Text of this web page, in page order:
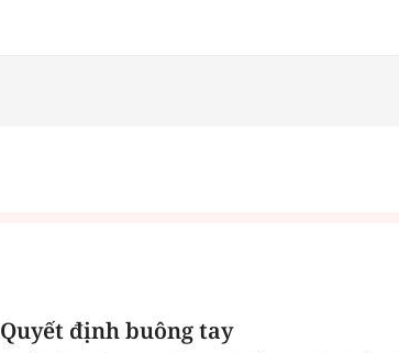
Quyết định buông tay